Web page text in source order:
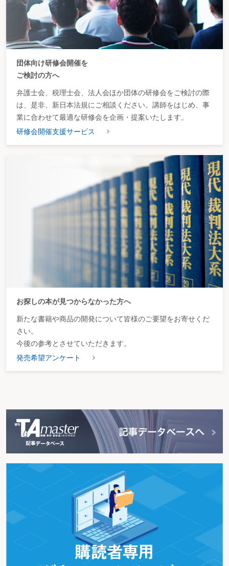
団体向け研修会開催を
ご検討の方へ
弁護士会、税理士会、法人会ほか団体の研修会をご検討の際
は、是非、新日本法規にご相談ください。講師をはじめ、事
業に合わせて最適な研修会を企画・提案いたします。
研修会開催支援サービス
お探しの本が見つからなかった方へ
新たな書籍や商品の開発について皆様のご要望をお寄せくだ
さい。
今後の参考とさせていただきます。
発売希望アンケート